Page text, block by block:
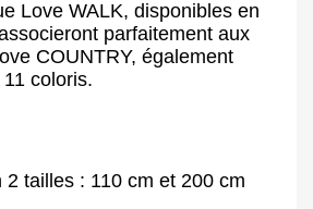
Love WALK, disponibles en
parfaitement aux
COUNTRY, également
coloris.
2 tailles : 110 cm et 200 cm